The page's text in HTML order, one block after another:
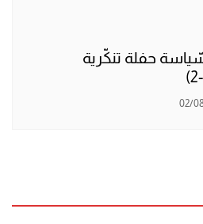
حفلة تنكّرية
02/